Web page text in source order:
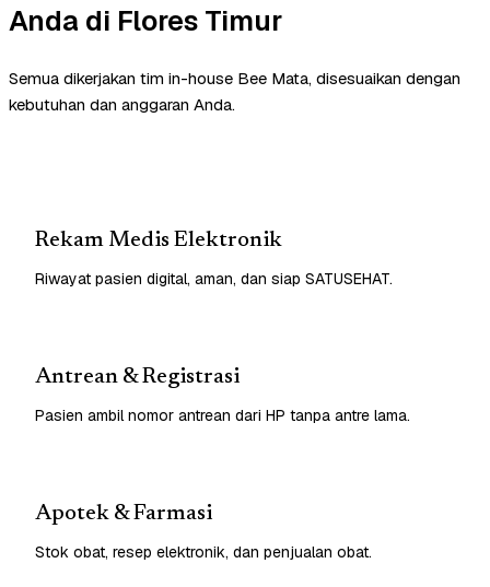
Anda di Flores Timur
Semua dikerjakan tim in-house Bee Mata, disesuaikan dengan
kebutuhan dan anggaran Anda.
Rekam Medis Elektronik
Riwayat pasien digital, aman, dan siap SATUSEHAT.
Antrean & Registrasi
Pasien ambil nomor antrean dari HP tanpa antre lama.
Apotek & Farmasi
Stok obat, resep elektronik, dan penjualan obat.